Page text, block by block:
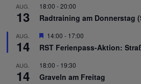
AUG.
13
18:00 -20:00
Radtraining am Donnerstag
AUG.
14
Hervorgehoben
14:00 - 17:00
RST Ferienpass-Aktion:
AUG.
14
18:00 - 19:30
Graveln am Freitag